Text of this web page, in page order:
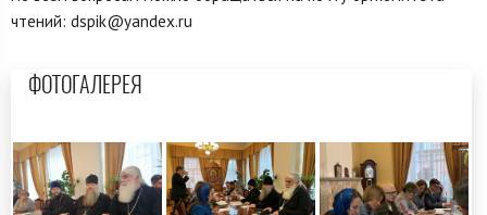
чтений: dspik@yandex.ru
ФОТОГАЛЕРЕЯ